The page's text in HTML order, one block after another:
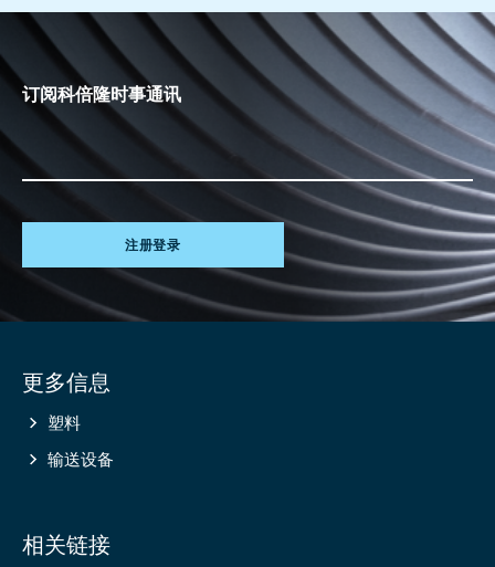
订阅科倍隆时事通讯
注册登录
information
更多信息
塑料
输送设备
相关链接